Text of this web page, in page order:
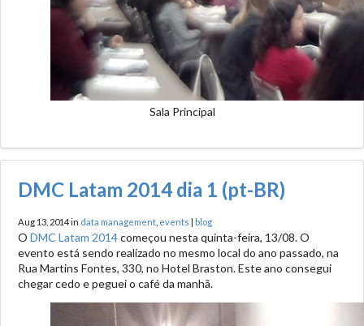
Sala Principal
DMC Latam 2014 dia 1 (pt-BR)
Aug 13, 2014 in data management events | blog
O DMC Latam 2014começou nesta quinta-feira, 13/08. O
evento está sendo realizado no mesmo local do ano passado, na
Rua Martins Fontes, 330, no Hotel Braston. Este ano consegui
chegar cedo e peguei o café da manhã.